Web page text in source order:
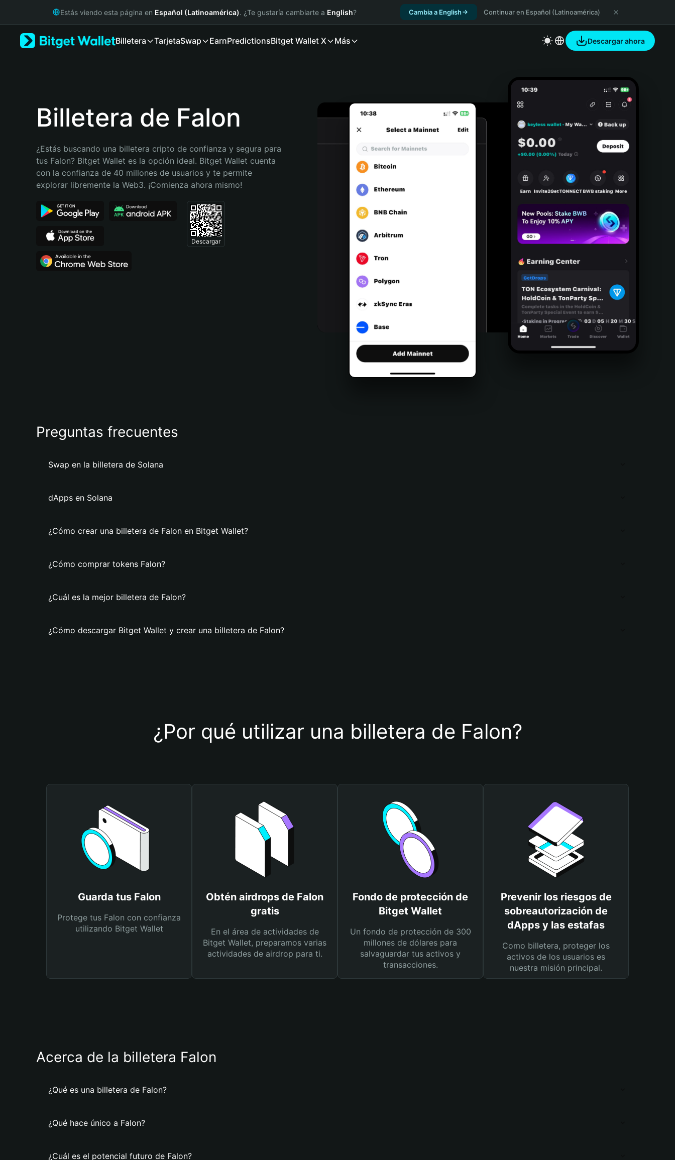
Русский
Bahasa Indonesia
Português (Brasil)
Estás viendo esta página en Español (Latinoamérica). ¿Te gustaría cambiarte a English? Cambia a English Continuar en Español (Latinoamérica)
Billetera TarjetaSwap EarnPredictionsBitget Wallet X Más Descargar ahora
Billetera de Falon
¿Estás buscando una billetera cripto de confianza y segura para
tus Falon? Bitget Wallet es la opción ideal. Bitget Wallet cuenta
con la confianza de 40 millones de usuarios y te permite
explorar libremente la Web3. ¡Comienza ahora mismo!
Descargar
Preguntas frecuentes
Swap en la billetera de Solana
dApps en Solana
¿Cómo crear una billetera de Falon en Bitget Wallet?
¿Cómo comprar tokens Falon?
¿Cuál es la mejor billetera de Falon?
¿Cómo descargar Bitget Wallet y crear una billetera de Falon?
¿Por qué utilizar una billetera de Falon?
Guarda tus Falon
Protege tus Falon con confianza
utilizando Bitget Wallet
Obtén airdrops de Falon
gratis
En el área de actividades de
Bitget Wallet, preparamos varias
actividades de airdrop para ti.
Fondo de protección de
Bitget Wallet
Un fondo de protección de 300
millones de dólares para
salvaguardar tus activos y
transacciones.
Prevenir los riesgos de
sobreautorización de
dApps y las estafas
Como billetera, proteger los
activos de los usuarios es
nuestra misión principal.
Acerca de la billetera Falon
¿Qué es una billetera de Falon?
¿Qué hace único a Falon?
¿Cuál es el potencial futuro de Falon?